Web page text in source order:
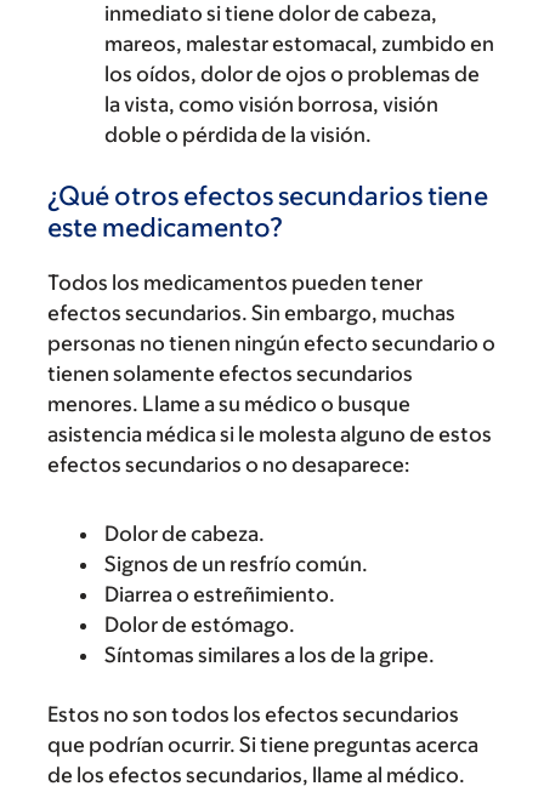
inmediato si tiene dolor de cabeza,
mareos, malestar estomacal, zumbido en
los oídos, dolor de ojos o problemas de
la vista, como visión borrosa, visión
doble o pérdida de la visión.
¿Qué otros efectos secundarios tiene
este medicamento?
Todos los medicamentos pueden tener
efectos secundarios. Sin embargo, muchas
personas no tienen ningún efecto secundario o
tienen solamente efectos secundarios
menores. Llame a su médico o busque
asistencia médica si le molesta alguno de estos
efectos secundarios o no desaparece:
Dolor de cabeza.
Signos de un resfrío común.
Diarrea o estreñimiento.
Dolor de estómago.
Síntomas similares a los de la gripe.
Estos no son todos los efectos secundarios
que podrían ocurrir. Si tiene preguntas acerca
de los efectos secundarios, llame al médico.